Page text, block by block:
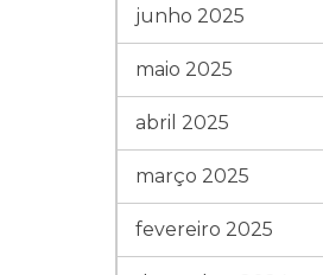
junho 2025
maio 2025
abril 2025
março 2025
fevereiro 2025